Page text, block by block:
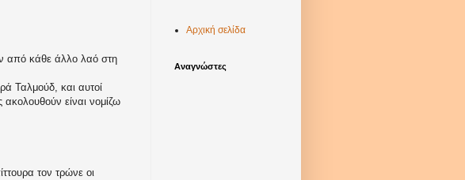
από κάθε άλλο λαό στη
Ταλμούδ, και αυτοί
ακολουθούν είναι νομίζω
τον τρώνε οι
Αρχική σελίδα
Αναγνώστες